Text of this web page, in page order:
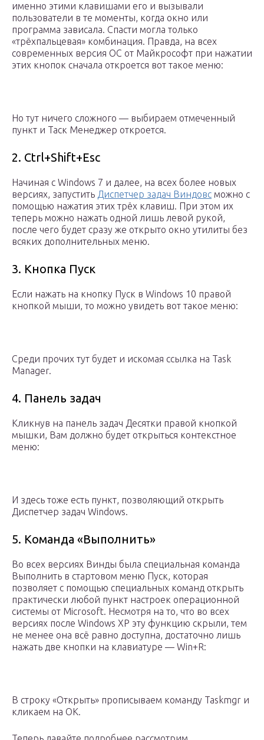
именно этими клавишами его и вызывали
пользователи в те моменты, когда окно или
программа зависала. Спасти могла только
«трёхпальцевая» комбинация. Правда, на всех
современных версия ОС от Майкрософт при нажатии
этих кнопок сначала откроется вот такое меню:
Но тут ничего сложного — выбираем отмеченный
пункт и Таск Менеджер откроется.
2. Ctrl+Shift+Esc
Начиная с Windows 7 и далее, на всех более новых
версиях, запустить Диспетчер задач Виндовс можно с
помощью нажатия этих трёх клавиш. При этом их
теперь можно нажать одной лишь левой рукой,
после чего будет сразу же открыто окно утилиты без
всяких дополнительных меню.
3. Кнопка Пуск
Если нажать на кнопку Пуск в Windows 10 правой
кнопкой мыши, то можно увидеть вот такое меню:
Среди прочих тут будет и искомая ссылка на Task
Manager.
4. Панель задач
Кликнув на панель задач Десятки правой кнопкой
мышки, Вам должно будет открыться контекстное
меню:
И здесь тоже есть пункт, позволяющий открыть
Диспетчер задач Windows.
5. Команда «Выполнить»
Во всех версиях Винды была специальная команда
Выполнить в стартовом меню Пуск, которая
позволяет с помощью специальных команд открыть
практически любой пункт настроек операционной
системы от Microsoft. Несмотря на то, что во всех
версиях после Windows XP эту функцию скрыли, тем
не менее она всё равно доступна, достаточно лишь
нажать две кнопки на клавиатуре — Win+R:
В строку «Открыть» прописываем команду Taskmgr и
кликаем на ОК.